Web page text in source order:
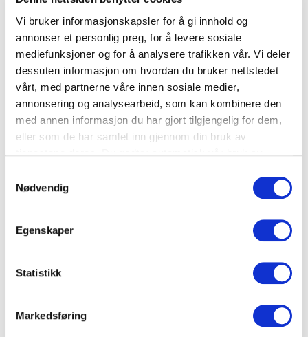
Vi bruker informasjonskapsler for å gi innhold og
annonser et personlig preg, for å levere sosiale
mediefunksjoner og for å analysere trafikken vår. Vi deler
dessuten informasjon om hvordan du bruker nettstedet
vårt, med partnerne våre innen sosiale medier,
annonsering og analysearbeid, som kan kombinere den
med annen informasjon du har gjort tilgjengelig for dem,
eller som de har samlet inn gjennom din bruk av
Nødvendig
Egenskaper
Statistikk
Markedsføring
Club sandwich
Brødgnocchi